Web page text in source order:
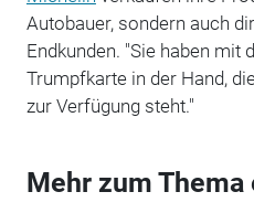
Autobauer, sondern auch
Endkunden. "Sie haben mit
Trumpfkarte in der Hand,
zur Verfügung steht."
Mehr zum Thema